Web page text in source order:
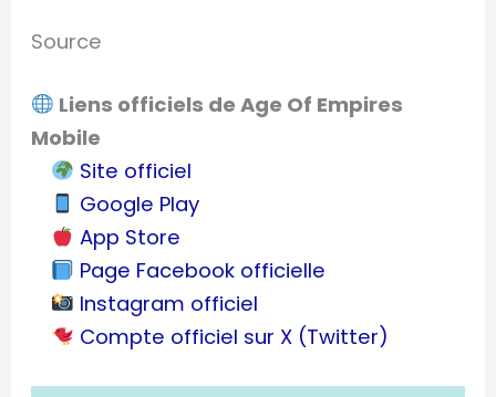
Source
Liens officiels de Age Of Empires
Mobile
Site officiel
Google Play
App Store
Page Facebook officielle
Instagram officiel
Compte officiel sur X (Twitter)